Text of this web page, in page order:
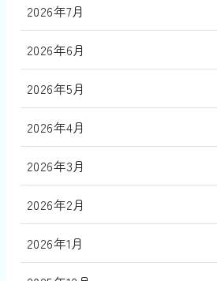
2026年7月
2026年6月
2026年5月
2026年4月
2026年3月
2026年2月
2026年1月